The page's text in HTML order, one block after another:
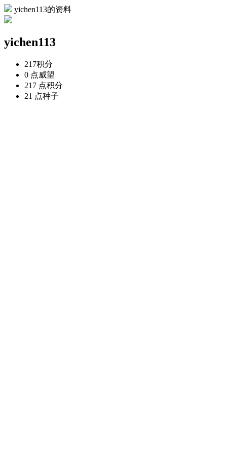
yichen113的资料
yichen113
217积分
0 点威望
217 点积分
21 点种子